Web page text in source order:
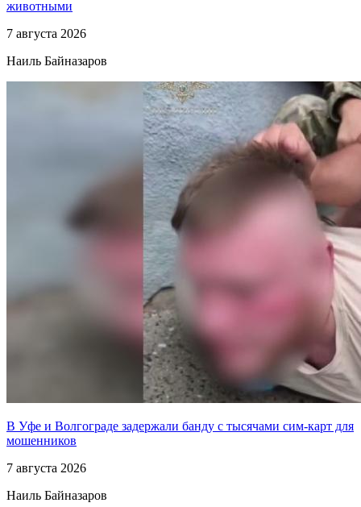
животными
7 августа 2026
Наиль Байназаров
В Уфе и Волгограде задержали банду с тысячами сим-карт для
мошенников
7 августа 2026
Наиль Байназаров